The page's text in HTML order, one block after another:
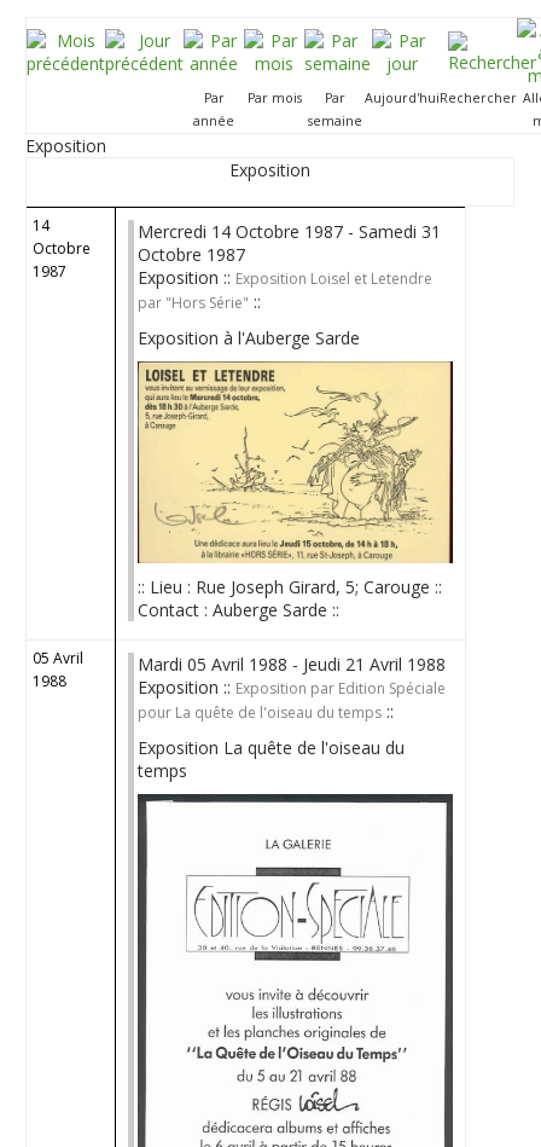
Par
année
Par mois
Par
semaine
Aujourd'huiRechercher
Exposition
Exposition
14
Octobre
1987
Mercredi 14 Octobre 1987 - Samedi 31
Octobre 1987
Exposition :: Exposition Loisel et Letendre
par "Hors Série" ::
Exposition à l'Auberge Sarde
:: Lieu : Rue Joseph Girard, 5; Carouge ::
Contact : Auberge Sarde ::
05 Avril
1988
Mardi 05 Avril 1988 - Jeudi 21 Avril 1988
Exposition :: Exposition par Edition Spéciale
pour La quête de l'oiseau du temps ::
Exposition La quête de l'oiseau du
temps